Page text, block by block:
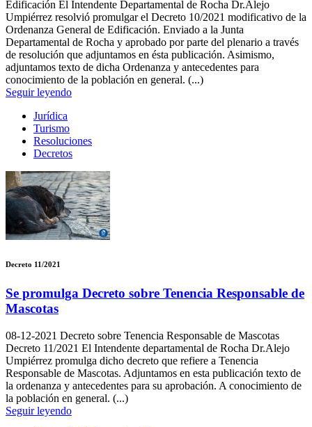
Edificación El Intendente Departamental de Rocha Dr.Alejo
Umpiérrez resolvió promulgar el Decreto 10/2021 modificativo de la
Ordenanza General de Edificación. Enviado a la Junta
Departamental de Rocha y aprobado por parte del plenario a través
de resolución que adjuntamos en ésta publicación. Asimismo,
adjuntamos texto de dicha Ordenanza y antecedentes para
conocimiento de la población en general. (...)
Seguir leyendo
Jurídica
Turismo
Resoluciones
Decretos
Decreto 11/2021
Se promulga Decreto sobre Tenencia Responsable de
Mascotas
08-12-2021 Decreto sobre Tenencia Responsable de Mascotas
Decreto 11/2021 El Intendente departamental de Rocha Dr.Alejo
Umpiérrez promulga dicho decreto que refiere a Tenencia
Responsable de Mascotas. Adjuntamos en esta publicación texto de
la ordenanza y antecedentes para su aprobación. A conocimiento de
la población en general. (...)
Seguir leyendo